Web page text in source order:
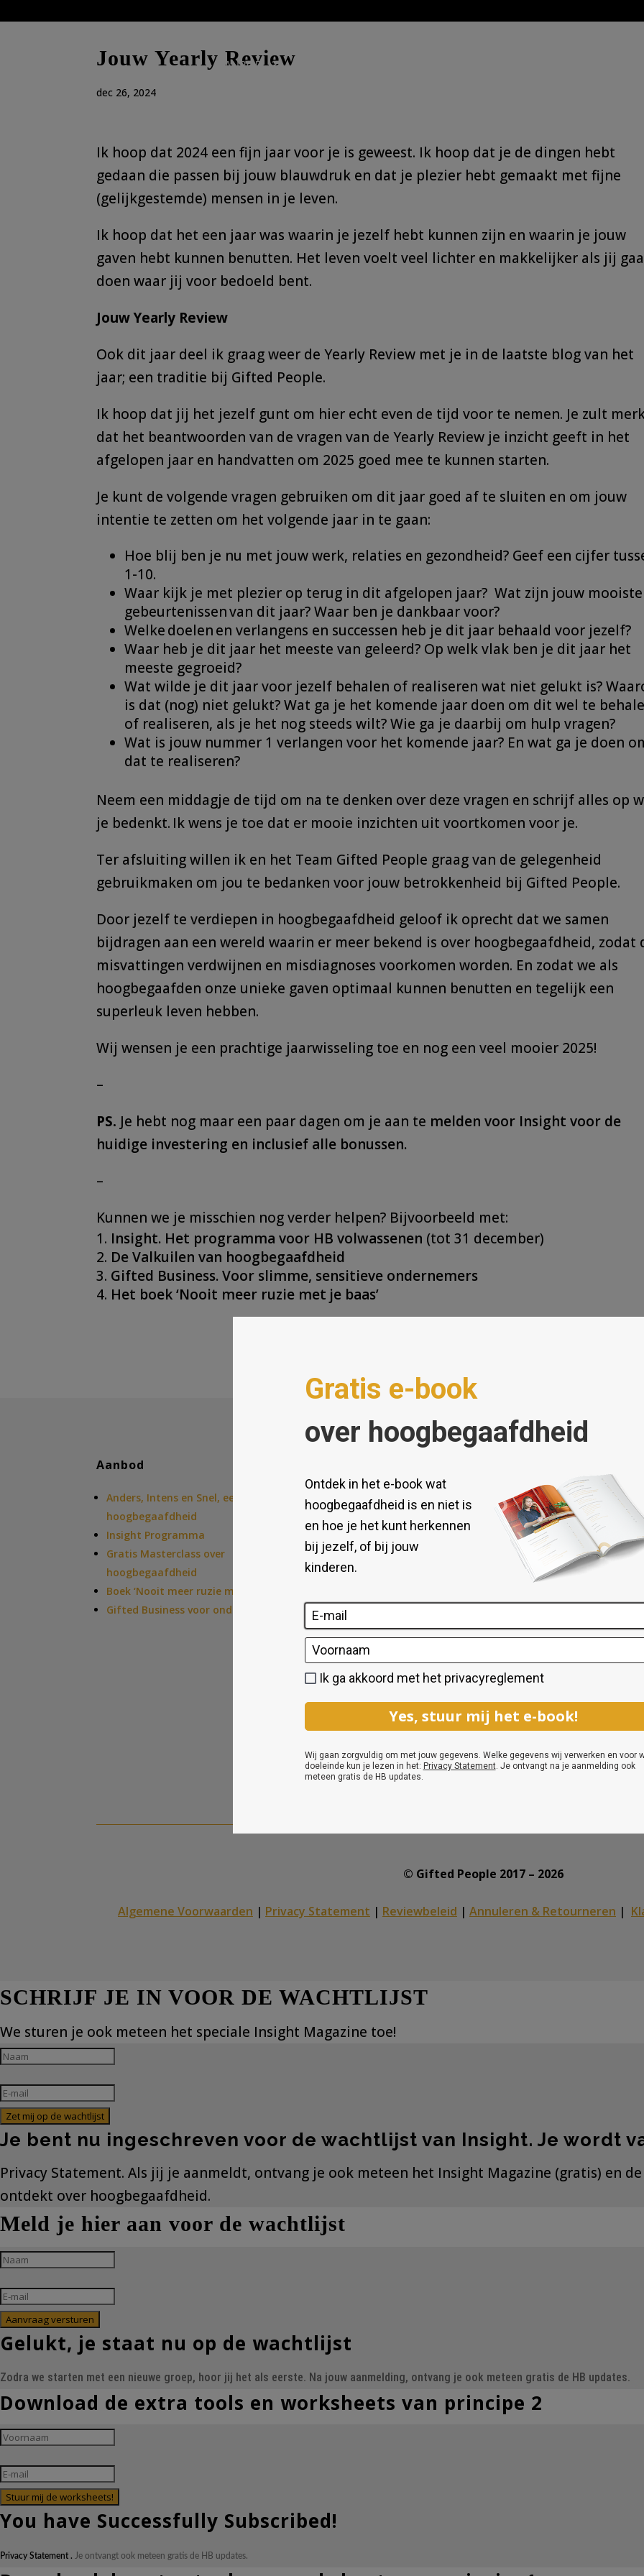
AANBOD
Jouw Yearly Review
dec 26, 2024
Ik hoop dat 2024 een fijn jaar voor je is geweest. Ik hoop dat je de dingen hebt
gedaan die passen bij jouw blauwdruk en dat je plezier hebt gemaakt met fijne
(gelijkgestemde) mensen in je leven.
Ik hoop dat het een jaar was waarin je jezelf hebt kunnen zijn en waarin je jouw
gaven hebt kunnen benutten. Het leven voelt veel lichter en makkelijker als jij
doen waar jij voor bedoeld bent.
Jouw Yearly Review
Ook dit jaar deel ik graag weer de Yearly Review met je in de laatste blog van het
jaar; een traditie bij Gifted People.
Ik hoop dat jij het jezelf gunt om hier echt even de tijd voor te nemen. Je zult
dat het beantwoorden van de vragen van de Yearly Review je inzicht geeft in het
afgelopen jaar en handvatten om 2025 goed mee te kunnen starten.
Je kunt de volgende vragen gebruiken om dit jaar goed af te sluiten en om jouw
intentie te zetten om het volgende jaar in te gaan:
Hoe blij ben je nu met jouw werk, relaties en gezondheid? Geef een cijfer
1-10.
Waar kijk je met plezier op terug in dit afgelopen jaar? Wat zijn jouw mooiste
gebeurtenissen van dit jaar? Waar ben je dankbaar voor?
Welke doelen en verlangens en successen heb je dit jaar behaald voor jezelf?
Waar heb je dit jaar het meeste van geleerd? Op welk vlak ben je dit jaar het
meeste gegroeid?
Wat wilde je dit jaar voor jezelf behalen of realiseren wat niet gelukt is?
is dat (nog) niet gelukt? Wat ga je het komende jaar doen om dit wel te
of realiseren, als je het nog steeds wilt? Wie ga je daarbij om hulp vragen?
Wat is jouw nummer 1 verlangen voor het komende jaar? En wat ga je doen
dat te realiseren?
Neem een middagje de tijd om na te denken over deze vragen en schrijf alles op
je bedenkt. Ik wens je toe dat er mooie inzichten uit voortkomen voor je.
Ter afsluiting willen ik en het Team Gifted People graag van de gelegenheid
gebruikmaken om jou te bedanken voor jouw betrokkenheid bij Gifted People.
Door jezelf te verdiepen in hoogbegaafdheid geloof ik oprecht dat we samen
bijdragen aan een wereld waarin er meer bekend is over hoogbegaafdheid, zodat
misvattingen verdwijnen en misdiagnoses voorkomen worden. En zodat we als
hoogbegaafden onze unieke gaven optimaal kunnen benutten en tegelijk een
superleuk leven hebben.
Wij wensen je een prachtige jaarwisseling toe en nog een veel mooier 2025!
–
PS. Je hebt nog maar een paar dagen om je aan te melden voor Insight voor de
huidige investering en inclusief alle bonussen.
–
Kunnen we je misschien nog verder helpen? Bijvoorbeeld met:
Insight. Het programma voor HB volwassenen (tot 31 december)
De Valkuilen van hoogbegaafdheid
Gifted Business. Voor slimme, sensitieve ondernemers
Het boek ‘Nooit meer ruzie met je baas’
Aanbod
Anders, Intens en Snel, een introductie in
hoogbegaafdheid
Insight Programma
Gratis Masterclass over
hoogbegaafdheid
Boek ‘Nooit meer ruzie met je baas’
Gifted Business voor ondernemers
Kennisbank hoogbegaafdheid
Test Hoogbegaafdheid
Onderwijs hoogbegaafden
Kinderen en Hoogbegaafdheid
Hoe herken je hoogbegaafdheid
© Gifted People 2017 – 2026
Algemene Voorwaarden | Privacy Statement | Reviewbeleid | Annuleren & Retourneren |
SCHRIJF JE IN VOOR DE WACHTLIJST
We sturen je ook meteen het speciale Insight Magazine toe!
Zet mij op de wachtlijst
Je bent nu ingeschreven voor de wachtlijst van Insight. Je wordt
Privacy Statement. Als jij je aanmeldt, ontvang je ook meteen het Insight Magazine (gratis) en
ontdekt over hoogbegaafdheid.
Meld je hier aan voor de wachtlijst
Aanvraag versturen
Gelukt, je staat nu op de wachtlijst
Zodra we starten met een nieuwe groep, hoor jij het als eerste. Na jouw aanmelding, ontvang je ook meteen gratis de HB updates.
Download de extra tools en worksheets van principe 2
Stuur mij de worksheets!
You have Successfully Subscribed!
Privacy Statement . Je ontvangt ook meteen gratis de HB updates.